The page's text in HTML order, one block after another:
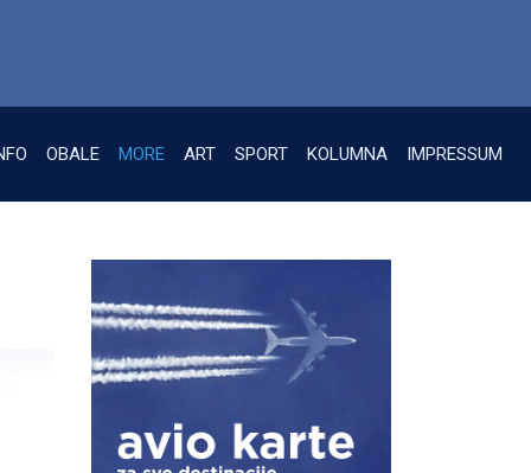
OBALE MORE ART SPORT KOLUMNA IMPRESSUM